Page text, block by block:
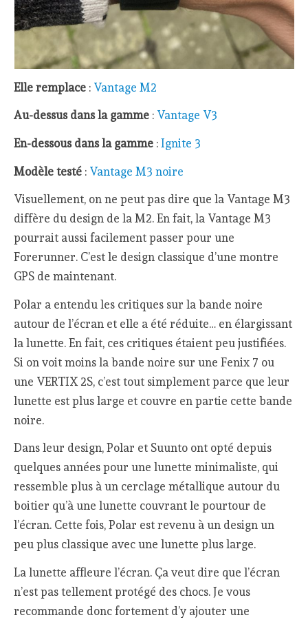
Elle remplace : Vantage M2
Au-dessus dans la gamme : Vantage V3
En-dessous dans la gamme : Ignite 3
Modèle testé : Vantage M3 noire
Visuellement, on ne peut pas dire que la Vantage M3
diffère du design de la M2. En fait, la Vantage M3
pourrait aussi facilement passer pour une
Forerunner. C’est le design classique d’une montre
GPS de maintenant.
Polar a entendu les critiques sur la bande noire
autour de l’écran et elle a été réduite… en élargissant
la lunette. En fait, ces critiques étaient peu justifiées.
Si on voit moins la bande noire sur une Fenix 7 ou
une VERTIX 2S, c’est tout simplement parce que leur
lunette est plus large et couvre en partie cette bande
noire.
Dans leur design, Polar et Suunto ont opté depuis
quelques années pour une lunette minimaliste, qui
ressemble plus à un cerclage métallique autour du
boitier qu’à une lunette couvrant le pourtour de
l’écran. Cette fois, Polar est revenu à un design un
peu plus classique avec une lunette plus large.
La lunette affleure l’écran. Ça veut dire que l’écran
n’est pas tellement protégé des chocs. Je vous
recommande donc fortement d’y ajouter une